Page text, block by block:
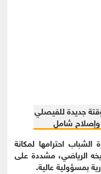
احترامها لمكانة
الرياضي، مشددة على
بمسؤولية عالية.